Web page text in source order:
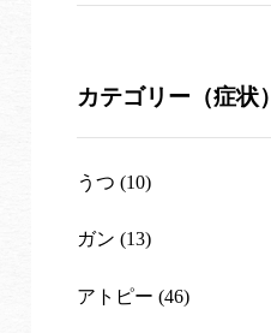
カテゴリー（症状）
うつ (10)
ガン (13)
アトピー (46)